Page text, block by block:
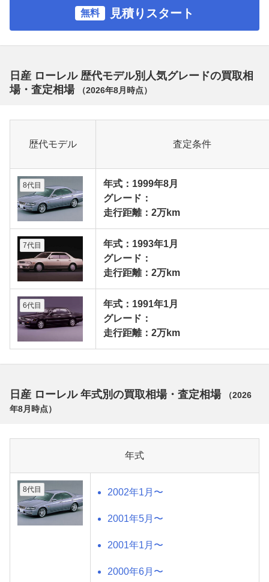
無料 見積りスタート
日産 ローレル 歴代モデル別人気グレードの買取相
場・査定相場
（2026年8月 時点）
歴代モデル 査定条件
8代目
年式：1999年8月
グレード：
走行距離：2万km
7代目
年式：1993年1月
グレード：
走行距離：2万km
6代目
年式：1991年1月
グレード：
走行距離：2万km
日産 ローレル 年式別の買取相場・査定相場 （2026
年8月 時点）
年式
8代目 2002年1月〜
2001年5月〜
2001年1月〜
2000年6月〜